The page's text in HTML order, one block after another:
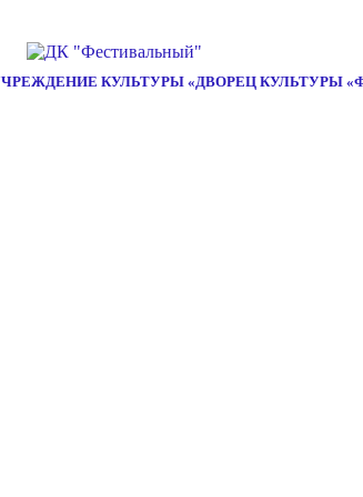
КУЛЬТУРЫ «ДВОРЕЦ КУЛЬТУРЫ